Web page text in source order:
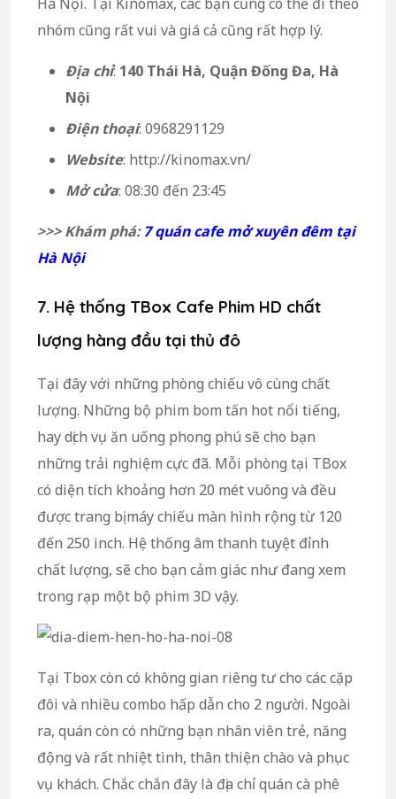
nhóm cũng rất vui và giá cả cũng rất hợp lý.
Địa chỉ: 140 Thái Hà, Quận Đống Đa, Hà
Nội
Điện thoại: 0968291129
Website: http://kinomax.vn/
Mở cửa: 08:30 đến 23:45
>>> Khám phá:7 quán cafe mở xuyên đêm tại
Hà Nội
7. Hệ thống TBox Cafe Phim HD chất
lượng hàng đầu tại thủ đô
Tại đây với những phòng chiếu vô cùng chất
lượng. Những bộ phim bom tấn hot nổi tiếng,
hay dịch vụ ăn uống phong phú sẽ cho bạn
những trải nghiệm cực đã. Mỗi phòng tại TBox
có diện tích khoảng hơn 20 mét vuông và đều
được trang bị máy chiếu màn hình rộng từ 120
đến 250 inch. Hệ thống âm thanh tuyệt đỉnh
chất lượng, sẽ cho bạn cảm giác như đang xem
trong rạp một bộ phim 3D vậy.
Tại Tbox còn có không gian riêng tư cho các cặp
đôi và nhiều combo hấp dẫn cho 2 người. Ngoài
ra, quán còn có những bạn nhân viên trẻ, năng
động và rất nhiệt tình, thân thiện chào và phục
vụ khách. Chắc chắn đây là địa chỉ quán cà phê